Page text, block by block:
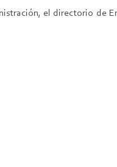
el directorio de